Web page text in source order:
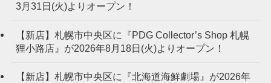
3月31日(火)よりオープン！
【新店】札幌市中央区に『PDG Collector’s Shop 札幌
狸小路店』が2026年8月18日(火)よりオープン！
【新店】札幌市中央区に『北海道海鮮劇場』が2026年